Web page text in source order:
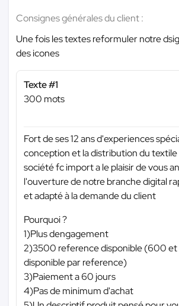
Consignes générales du client :
Une fois les textes reformuler notre
des icones
Texte #1
300 mots
Fort de ses 12 ans d'experiences
conception et la distribution du
société fc import a le plaisir de vous
l'ouverture de notre branche digital
et adapté à la demande du client
Pourquoi ?
1)Plus dengagement
2)3500 reference disponible (600
disponible par reference)
3)Paiement a 60 jours
4)Pas de minimum d'achat